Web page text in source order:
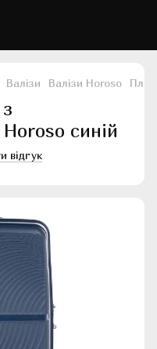
Валізи Валізи Horoso
синій
відгук